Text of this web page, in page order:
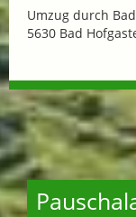
Umzug durch
5630 Bad